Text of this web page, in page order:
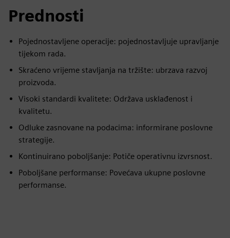
Prednosti
Pojednostavljene operacije: pojednostavljuje upravljanje
tijekom rada.
Skraćeno vrijeme stavljanja na tržište: ubrzava razvoj
proizvoda.
Visoki standardi kvalitete: Održava usklađenost i
kvalitetu.
Odluke zasnovane na podacima: informirane poslovne
strategije.
Kontinuirano poboljšanje: Potiče operativnu izvrsnost.
Poboljšane performanse: Povećava ukupne poslovne
performanse.